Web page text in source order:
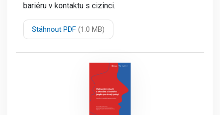
bariéru v kontaktu s cizinci.
Stáhnout PDF (1.0 MB)